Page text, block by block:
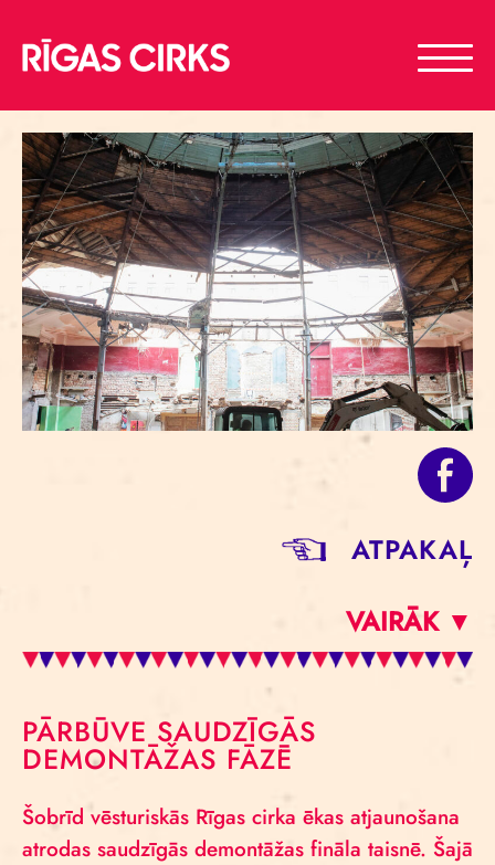
ATPAKAĻ
VAIRĀK ▼
PĀRBŪVE SAUDZĪGĀS
DEMONTĀŽAS FĀZĒ
Šobrīd vēsturiskās Rīgas cirka ēkas atjaunošana
atrodas saudzīgās demontāžas fināla taisnē. Šajā